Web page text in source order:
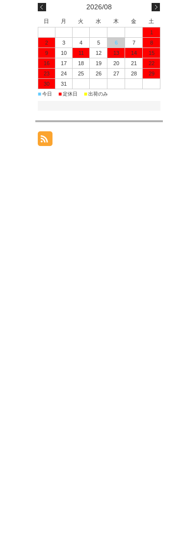
2026/08
日 月 火 水 木 金
土
1
2
3 4 5 6 7
8
9
10 11 12 13 14
15
16
17 18 19 20 21
22
23
24 25 26 27 28
29
30
31
■今日 ■定休日 ■出荷のみ